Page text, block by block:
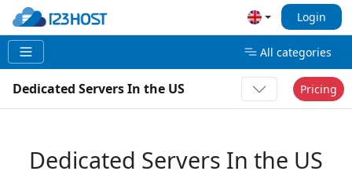
Login
All categories
Dedicated Servers In the US Pricing
Dedicated Servers In the US